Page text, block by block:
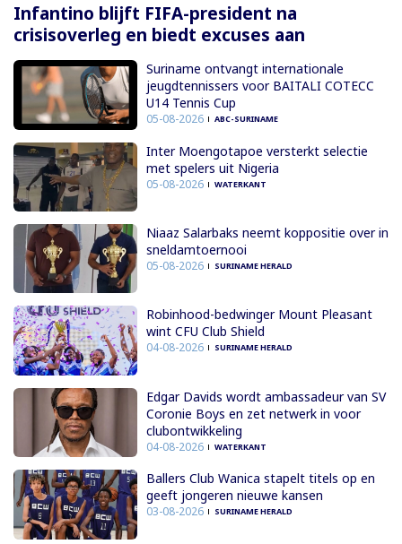
Infantino blijft FIFA-president na
crisisoverleg en biedt excuses aan
Suriname ontvangt internationale
jeugdtennissers voor BAITALI COTECC
U14 Tennis Cup
05-08-2026 ABC-SURINAME
Inter Moengotapoe versterkt selectie
met spelers uit Nigeria
05-08-2026 WATERKANT
Niaaz Salarbaks neemt koppositie over in
sneldamtoernooi
05-08-2026 SURINAME HERALD
Robinhood-bedwinger Mount Pleasant
wint CFU Club Shield
04-08-2026 SURINAME HERALD
Edgar Davids wordt ambassadeur van SV
Coronie Boys en zet netwerk in voor
clubontwikkeling
04-08-2026 WATERKANT
Ballers Club Wanica stapelt titels op en
geeft jongeren nieuwe kansen
03-08-2026 SURINAME HERALD